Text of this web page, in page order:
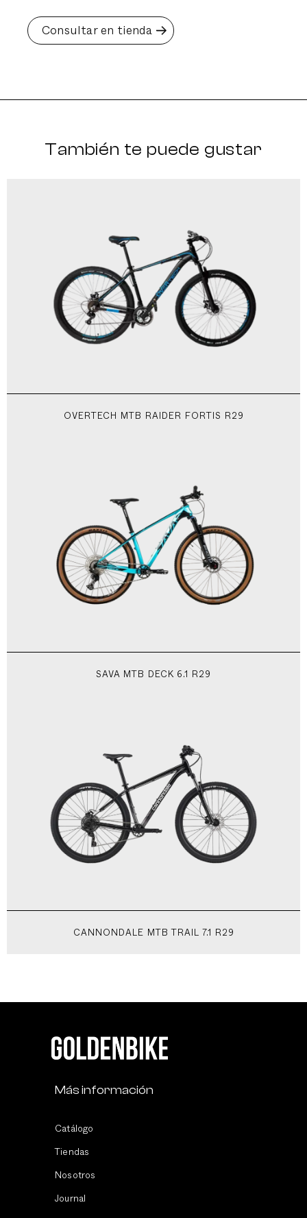
Consultar en tienda
También te puede gustar
OVERTECH MTB RAIDER FORTIS R29
SAVA MTB DECK 6.1 R29
CANNONDALE MTB TRAIL 7.1 R29
Más información
Catálogo
Tiendas
Nosotros
Journal